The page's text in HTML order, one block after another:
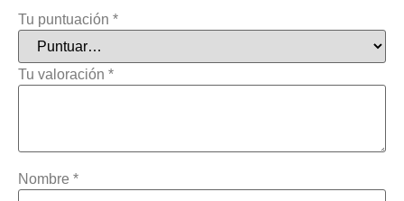
Tu puntuación *
Tu valoración *
Nombre *